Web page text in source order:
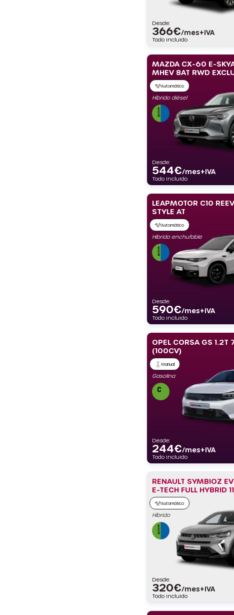
Desde:
366€/mes+IVA
Todo incluido
MAZDA CX-60 E-
MHEV 8AT RWD
Automático
Híbrido diésel
Desde:
544€/mes+IVA
Todo incluido
LEAPMOTOR C10
STYLE AT
Automático
Híbrido enchufable
Desde:
590€/mes+IVA
Todo incluido
OPEL CORSA GS 1.2T
(100CV)
Manual
Gasolina
Desde:
244€/mes+IVA
Todo incluido
RENAULT SYMBIOZ
E-TECH FULL HYBRID
(160CV)
Automático
Híbrido
Desde:
320€/mes+IVA
Todo incluido